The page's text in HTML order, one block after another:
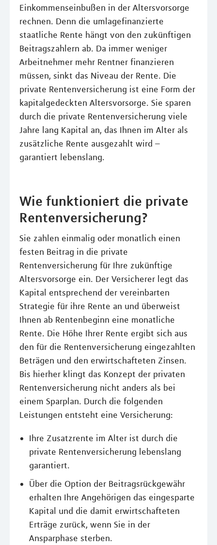
Einkommenseinbußen in der Altersvorsorge
rechnen. Denn die umlagefinanzierte
staatliche Rente hängt von den zukünftigen
Beitragszahlern ab. Da immer weniger
Arbeitnehmer mehr Rentner finanzieren
müssen, sinkt das Niveau der Rente. Die
private Rentenversicherung ist eine Form der
kapitalgedeckten Altersvorsorge. Sie sparen
durch die private Rentenversicherung viele
Jahre lang Kapital an, das Ihnen im Alter als
zusätzliche Rente ausgezahlt wird –
garantiert lebenslang.
Wie funktioniert die private
Rentenversicherung?
Sie zahlen einmalig oder monatlich einen
festen Beitrag in die private
Rentenversicherung für Ihre zukünftige
Altersvorsorge ein. Der Versicherer legt das
Kapital entsprechend der vereinbarten
Strategie für ihre Rente an und überweist
Ihnen ab Rentenbeginn eine monatliche
Rente. Die Höhe Ihrer Rente ergibt sich aus
den für die Rentenversicherung eingezahlten
Beträgen und den erwirtschafteten Zinsen.
Bis hierher klingt das Konzept der privaten
Rentenversicherung nicht anders als bei
einem Sparplan. Durch die folgenden
Leistungen entsteht eine Versicherung:
Ihre Zusatzrente im Alter ist durch die
private Rentenversicherung lebenslang
garantiert.
Über die Option der Beitragsrückgewähr
erhalten Ihre Angehörigen das eingesparte
Kapital und die damit erwirtschafteten
Erträge zurück, wenn Sie in der
Ansparphase sterben.